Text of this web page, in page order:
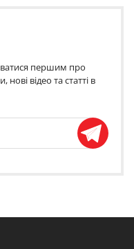
першим про
відео та статті в